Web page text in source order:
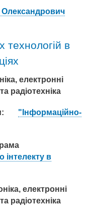
Олександрович
технологій в
електронні
радіотехніка
"Інформаційно-
інтелекту в
електронні
радіотехніка